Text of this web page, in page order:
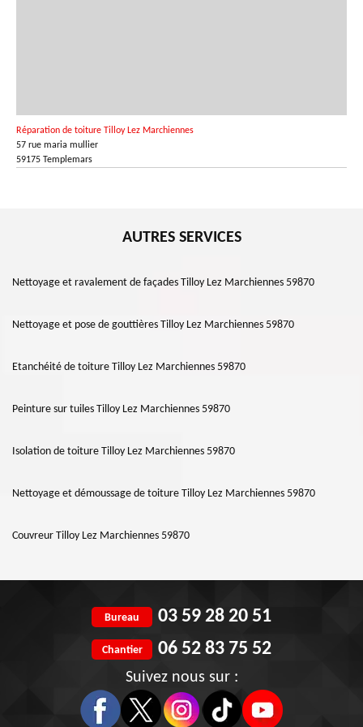
Réparation de toiture Tilloy Lez Marchiennes
57 rue maria mullier
59175 Templemars
AUTRES SERVICES
Nettoyage et ravalement de façades Tilloy Lez Marchiennes 59870
Nettoyage et pose de gouttières Tilloy Lez Marchiennes 59870
Etanchéité de toiture Tilloy Lez Marchiennes 59870
Peinture sur tuiles Tilloy Lez Marchiennes 59870
Isolation de toiture Tilloy Lez Marchiennes 59870
Nettoyage et démoussage de toiture Tilloy Lez Marchiennes 59870
Couvreur Tilloy Lez Marchiennes 59870
Bureau 03 59 28 20 51
Chantier 06 52 83 75 52
Suivez nous sur :